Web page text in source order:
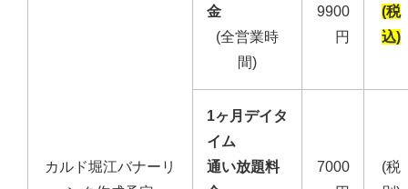
カルド堀江バナーリ
金
(全営業時
間)
9900
円
(税
込)
1ヶ月デイタ
イム
通い放題料
7000
(税